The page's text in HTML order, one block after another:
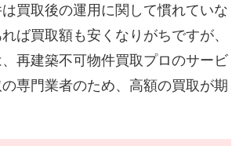
買取後の運用に関して慣れていな
ば買取額も安くなりがちですが、
再建築不可物件買取プロのサービ
専門業者のため、高額の買取が期